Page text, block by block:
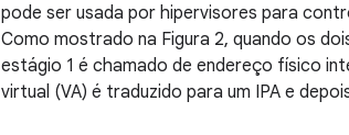
pode ser usada por hipervisores para
Como mostrado na Figura 2, quando os
estágio 1 é chamado de endereço físico
virtual (VA) é traduzido para um IPA e